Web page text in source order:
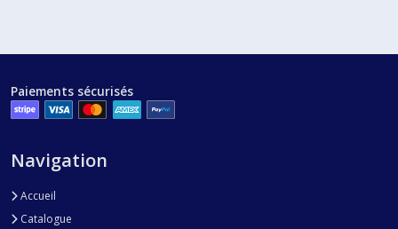
Paiements sécurisés
Navigation
Accueil
Catalogue